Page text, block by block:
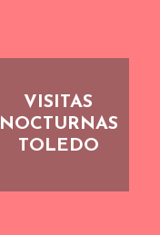
VISITAS
NOCTURNAS
TOLEDO